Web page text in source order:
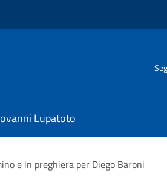
Lupatoto
e in preghiera per Diego Baroni